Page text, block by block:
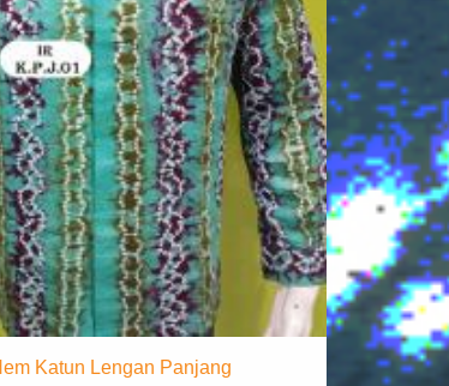
Katun Lengan Panjang